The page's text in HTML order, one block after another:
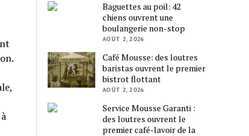
Baguettes au poil: 42
chiens ouvrent une
boulangerie non-stop
AOÛT 2, 2026
Café Mousse: des loutres
baristas ouvrent le premier
bistrot flottant
AOÛT 2, 2026
Service Mousse Garanti :
des loutres ouvrent le
premier café-lavoir de la